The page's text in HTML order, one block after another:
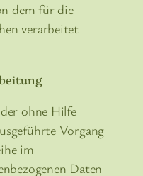
dem für die
verarbeitet
ohne Hilfe
Vorgang
im
Daten